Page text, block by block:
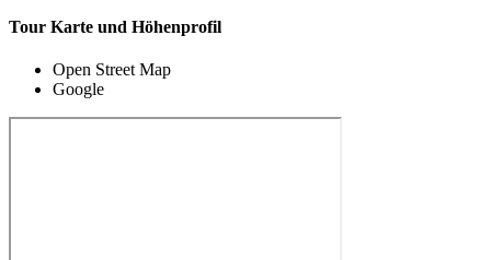
Tour Karte und Höhenprofil
Open Street Map
Google